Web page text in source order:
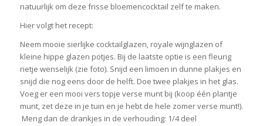
natuurlijk om deze frisse bloemencocktail zelf te maken.
Hier volgt het recept:
Neem mooie sierlijke cocktailglazen, royale wijnglazen of
kleine hippe glazen potjes. Bij de laatste optie is een fleurig
rietje wenselijk (zie foto). Snijd een limoen in dunne plakjes en
snijd die nog eens door de helft. Doe twee plakjes in het glas.
Voeg er een mooi vers topje verse munt bij (koop één plantje
munt, zet deze in je tuin en je hebt de hele zomer verse munt!).
Meng dan de drankjes in de verhouding: 1/4 deel